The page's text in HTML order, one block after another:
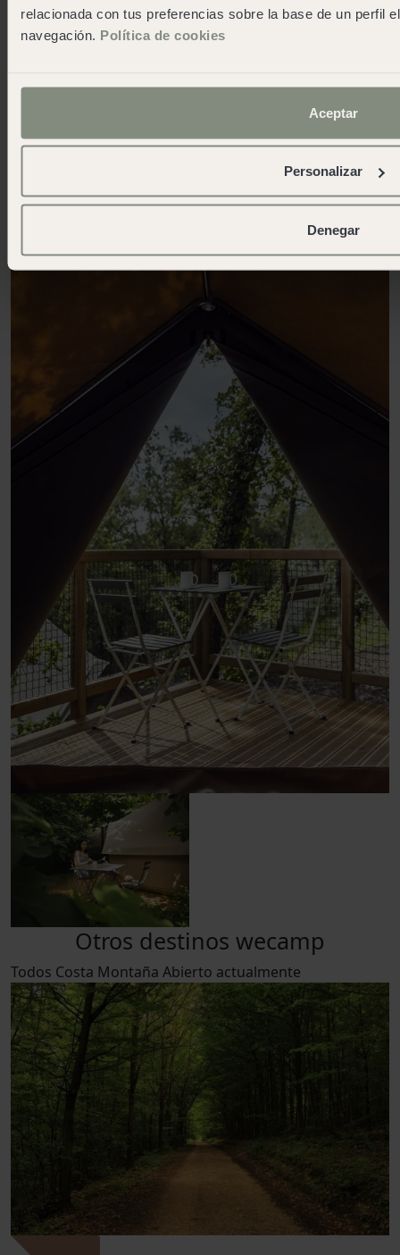
relacionada con tus preferencias sobre la base de un perfil
navegación. Política de cookies
Aceptar
Personalizar
Denegar
Otros destinos wecamp
Todos Costa Montaña Abierto actualmente